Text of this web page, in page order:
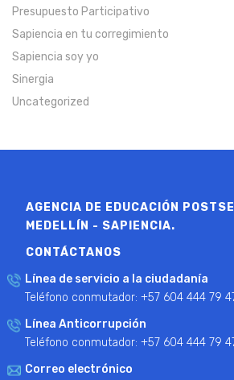
Presupuesto Participativo
Sapiencia en tu corregimiento
Sapiencia soy yo
Sinergia
Uncategorized
AGENCIA DE EDUCACIÓN
MEDELLÍN - SAPIENCIA.
CONTÁCTANOS
Línea de servicio a la ciudadanía
Teléfono conmutador: +57 604 444 79
Línea Anticorrupción
Teléfono conmutador: +57 604 444 79
Correo electrónico